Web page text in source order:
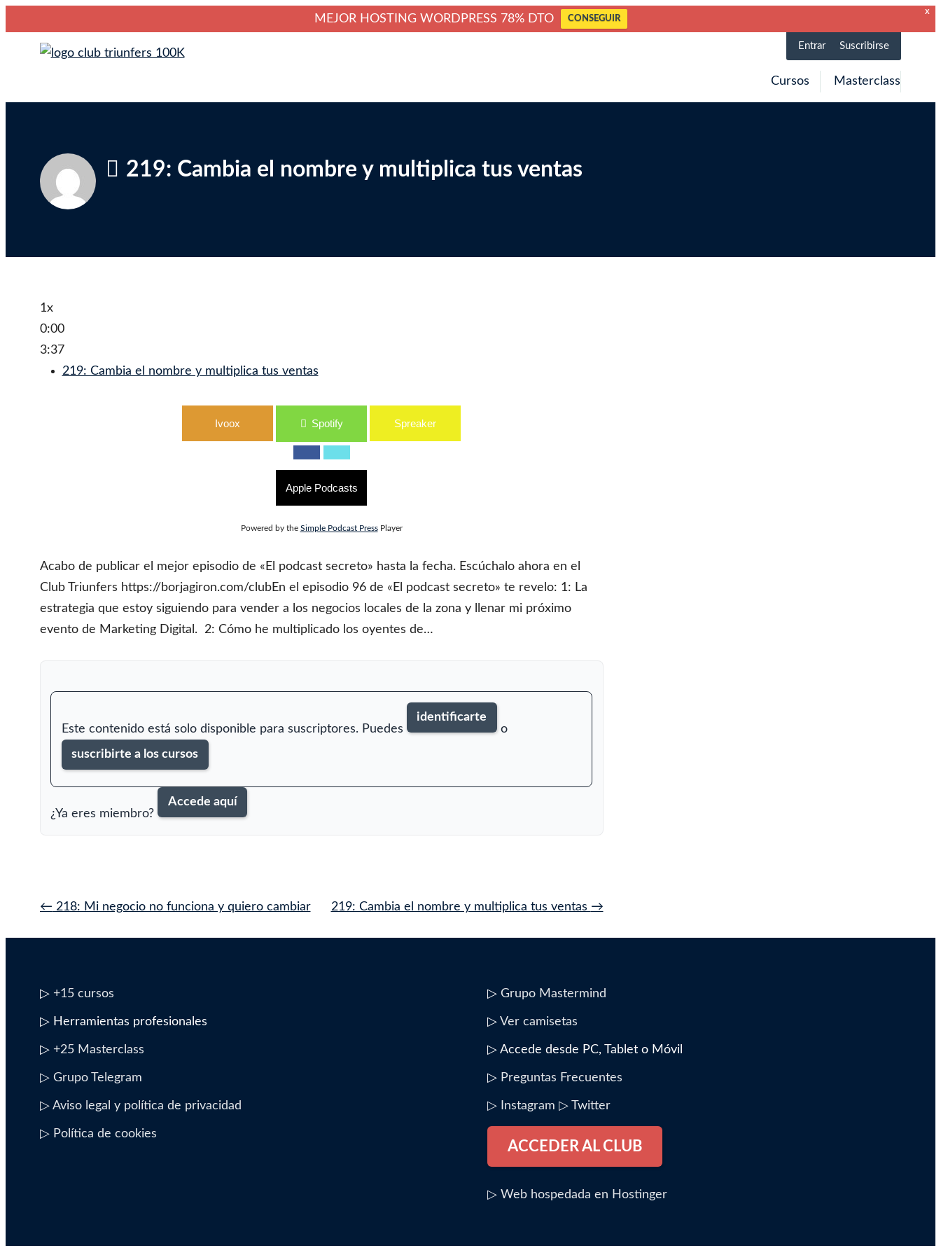
X
MEJOR HOSTING WORDPRESS 78% DTO CONSEGUIR
Club Triunfers
Club de Emprendedores Online
Entrar Suscribirse
Cursos Masterclass
219: Cambia el nombre y multiplica tus ventas
1x
0:00
3:37
219: Cambia el nombre y multiplica tus ventas
Ivoox Spotify Spreaker
Apple Podcasts
Powered by the Simple Podcast PressPlayer
Acabo de publicar el mejor episodio de «El podcast secreto» hasta la fecha. Escúchalo ahora en el
Club Triunfers https://borjagiron.com/clubEn el episodio 96 de «El podcast secreto» te revelo: 1: La
estrategia que estoy siguiendo para vender a los negocios locales de la zona y llenar mi próximo
evento de Marketing Digital. 2: Cómo he multiplicado los oyentes de…
Este contenido está solo disponible para suscriptores. Puedes
identificarte
o
suscribirte a los cursos
¿Ya eres miembro?
Accede aquí
Navegación
← 218: Mi negocio no funciona y quiero cambiar 219: Cambia el nombre y multiplica tus ventas →
▷ +15 cursos
▷ Herramientas profesionales
▷ +25 Masterclass
▷ Grupo Telegram
▷ Aviso legal y política de privacidad
▷ Política de cookies
▷ Grupo Mastermind
▷ Ver camisetas
▷ Accede desde PC, Tablet o Móvil
▷ Preguntas Frecuentes
▷ Instagram ▷ Twitter
ACCEDER AL CLUB
▷ Web hospedada en Hostinger